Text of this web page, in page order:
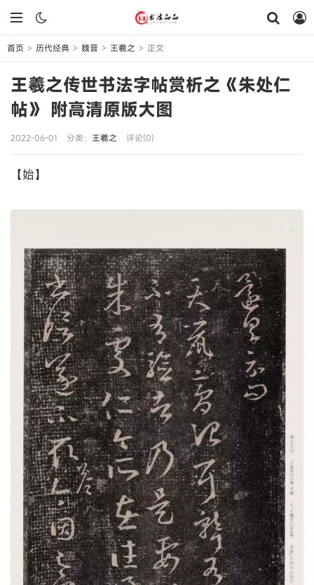
首页 > 历代经典 > 魏晋 > 王羲之 > 正文
王羲之传世书法字帖赏析之《朱处仁
帖》 附高清原版大图
2022-06-01 分类： 王羲之 评论(0)
【始】